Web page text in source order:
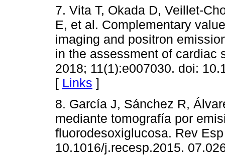
7. Vita T, Okada D, Veillet-
E, et al. Complementary
imaging and positron
in the assessment of cardiac
2018; 11(1):e007030. doi:
[ Links ]
8. García J, Sánchez R,
mediante tomografía por
fluorodesoxiglucosa. Rev
10.1016/j.recesp.2015.